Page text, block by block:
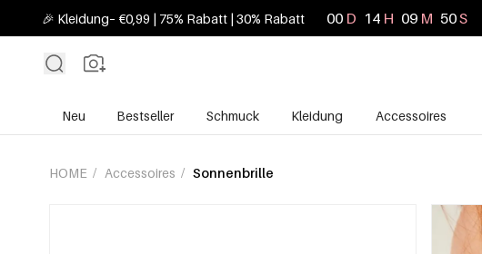
🎉 Kleidung– €0,99 | 75% Rabatt | 30% Rabatt 00 D 14 H 09 M 49S
Neu Bestseller Schmuck Kleidung Accessoires
HOME / Accessoires / Sonnenbrille